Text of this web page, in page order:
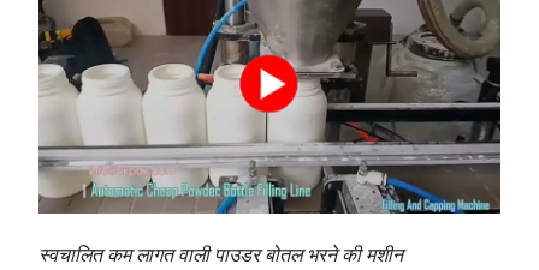
स्वचालित कम लागत वाली पाउडर बोतल भरने की मशीन